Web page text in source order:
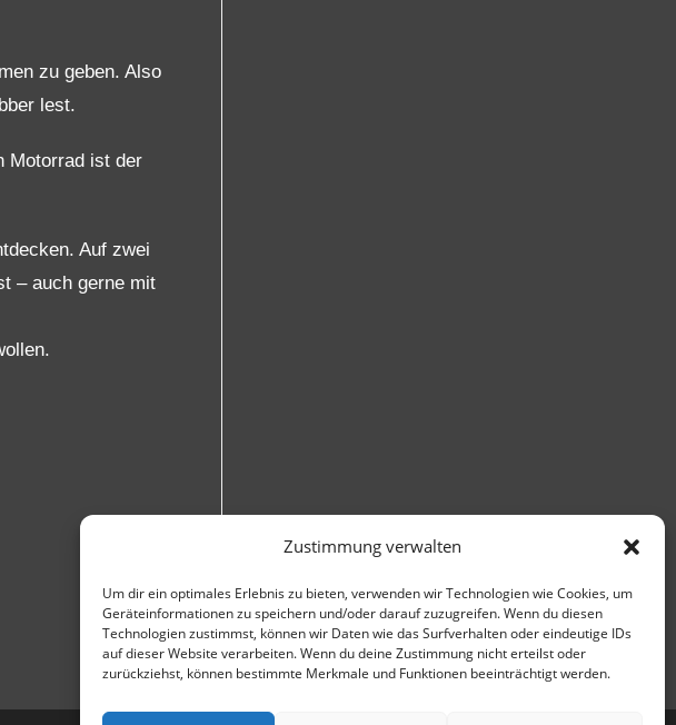
Zustimmung verwalten
Um dir ein optimales Erlebnis zu bieten, verwenden wir Technologien wie Cookies, um
Geräteinformationen zu speichern und/oder darauf zuzugreifen. Wenn du diesen
Technologien zustimmst, können wir Daten wie das Surfverhalten oder eindeutige IDs
auf dieser Website verarbeiten. Wenn du deine Zustimmung nicht erteilst oder
zurückziehst, können bestimmte Merkmale und Funktionen beeinträchtigt werden.
zu geben. Also
lest.
Motorrad ist der
Auf zwei
– auch gerne mit